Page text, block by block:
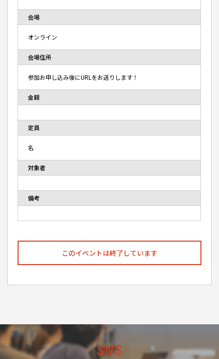
会場
オンライン
会場住所
参加お申し込み後にURLをお送りします！
金額
定員
名
対象者
備考
このイベントは終了しています
SNS